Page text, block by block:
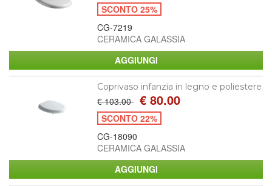
SCONTO 25%
CG-7219
CERAMICA GALASSIA
Coprivaso infanzia in legno e poliestere
€ 103.00 € 80.00
SCONTO 22%
CG-18090
CERAMICA GALASSIA